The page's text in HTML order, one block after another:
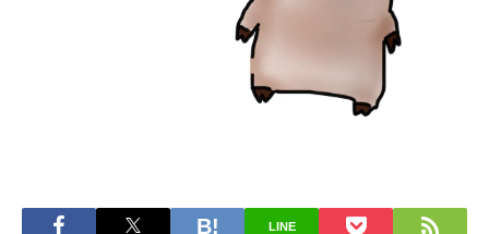
LINE